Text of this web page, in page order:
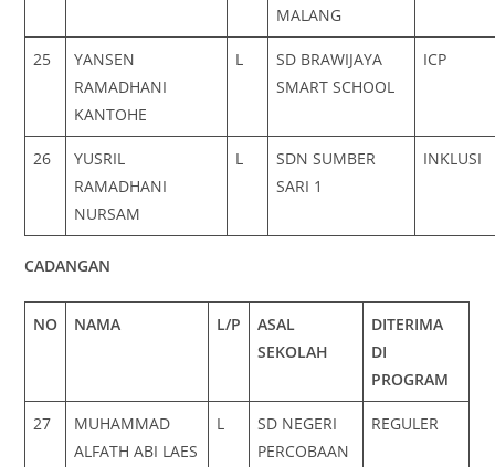
MALANG
25
YANSEN
RAMADHANI
KANTOHE
L
SD BRAWIJAYA
SMART SCHOOL
ICP
26
YUSRIL
RAMADHANI
NURSAM
L
SDN SUMBER
SARI 1
INKLUSI
CADANGAN
NO NAMA L/P
ASAL
SEKOLAH
DITERIMA
DI
PROGRAM
27
MUHAMMAD
ALFATH ABI LAES
L
SD NEGERI
PERCOBAAN
REGULER